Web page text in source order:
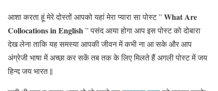
आशा करता हूं मेरे दोस्तों आपको यहां मेरा प्यारा सा पोस्ट ”What Are
Collocations in English ” पसंद आया होगा आप इस पोस्ट को दोबारा
देख लेना ताकि यह समस्या आपकी जीवन में कभी ना आ सके और आप
अंग्रेजी भाषा में अच्छा कर सकें तब तक के लिए मिलते हैं अगली पोस्ट में जय
हिन्द जय भारत ||